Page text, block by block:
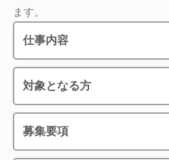
ます。
仕事内容
対象となる方
募集要項